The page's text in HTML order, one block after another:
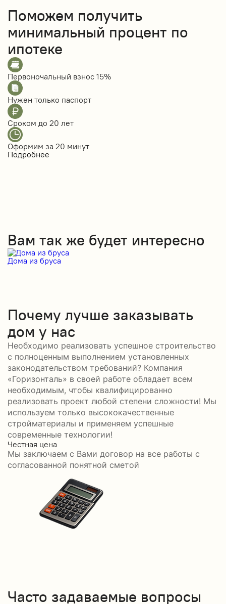
Поможем получить
минимальный процент по
ипотеке
Первоночальный взнос 15%
Нужен только паспорт
Сроком до 20 лет
Оформим за 20 минут
Подробнее
Вам так же будет интересно
Дома из бруса
Почему лучше заказывать
дом у нас
Необходимо реализовать успешное строительство
с полноценным выполнением установленных
законодательством требований? Компания
«Горизонталь» в своей работе обладает всем
необходимым, чтобы квалифицированно
реализовать проект любой степени сложности! Мы
используем только высококачественные
стройматериалы и применяем успешные
современные технологии!
Честная цена
Мы заключаем с Вами договор на все работы с
согласованной понятной сметой
Часто задаваемые вопросы